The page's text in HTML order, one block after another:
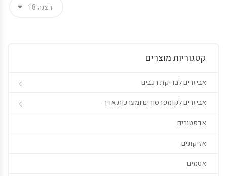
קטגוריות מוצרים
אביזרים לבדיקת רכבים
אביזרים לקומפרסורים ומערכות אויר
אדפטורים
אזיקונים
אטמים